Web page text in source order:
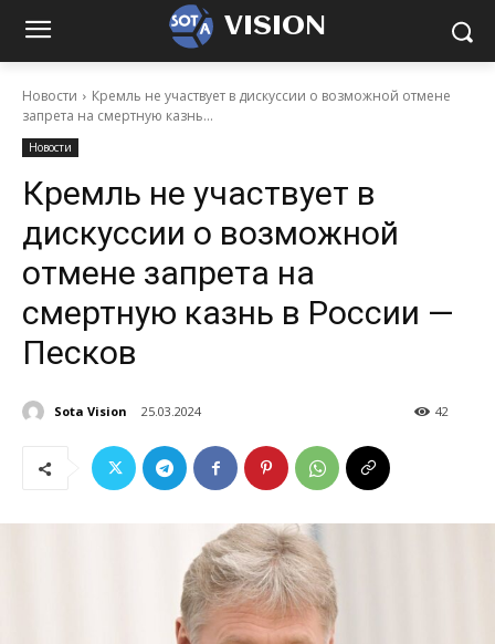
VISION
Новости
Кремль не участвует в дискуссии о возможной отмене
запрета на смертную казнь...
Новости
Кремль не участвует в
дискуссии о возможной
отмене запрета на
смертную казнь в России —
Песков
Sota Vision 25.03.2024 42